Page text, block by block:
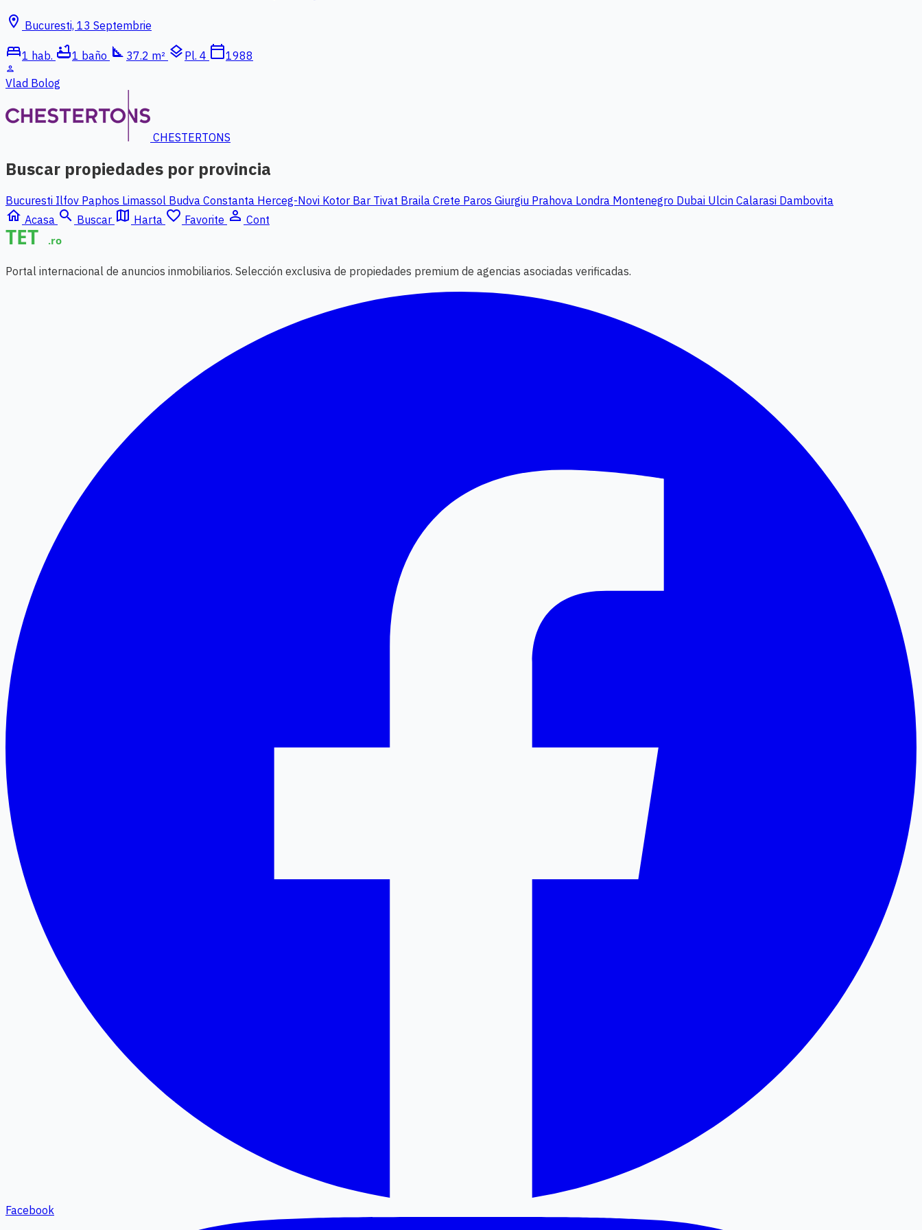
location_on Bucuresti, 13 Septembrie
bed1 hab. bathtub1 baño square_foot 37.2 m² layers Pl. 4 calendar_today1988
person
Vlad Bolog
CHESTERTONS
Buscar propiedades por provincia
Bucuresti Ilfov Paphos Limassol Budva Constanta Herceg-Novi Kotor Bar Tivat Braila Crete Paros Giurgiu Prahova Londra Montenegro Dubai Ulcin Calarasi Dambovita
home Acasa search Buscar map Harta favorite_border Favorite person_outline Cont
Portal internacional de anuncios inmobiliarios. Selección exclusiva de propiedades premium de agencias asociadas verificadas.
Facebook